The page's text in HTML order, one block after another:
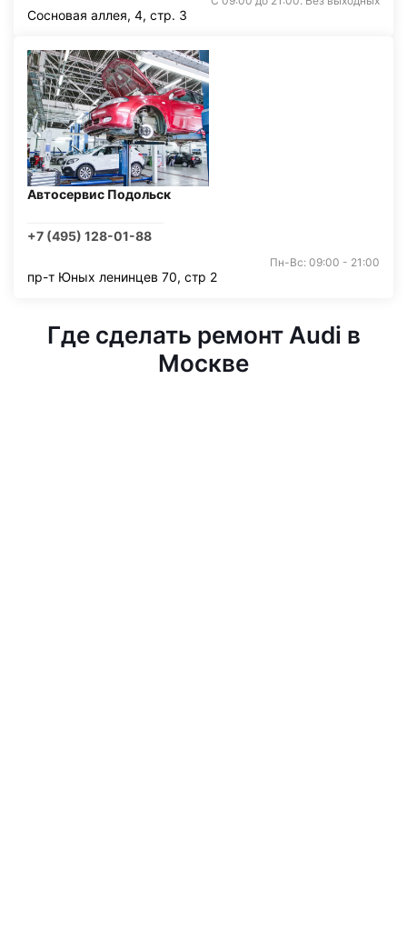
Сосновая аллея, 4, стр. 3
Автосервис Подольск
+7 (495) 128-01-88
Пн-Вс: 09:00 - 21:00
пр-т Юных ленинцев 70, стр 2
Где сделать ремонт Audi в
Москве